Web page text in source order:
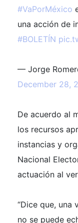
#VaPorMéxico
una acción de
#BOLETÍN
— Jorge
December 28,
De acuerdo al
los recursos
instancias y
Nacional
actuación al
“Dice que, una
no se puede